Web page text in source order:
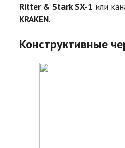
Ritter & Stark SX-1 или
KRAKEN.
Конструктивные